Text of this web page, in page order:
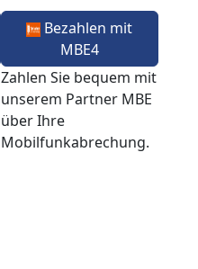
Bezahlen mit
MBE4
Zahlen Sie bequem mit
unserem Partner MBE
über Ihre
Mobilfunkabrechung.